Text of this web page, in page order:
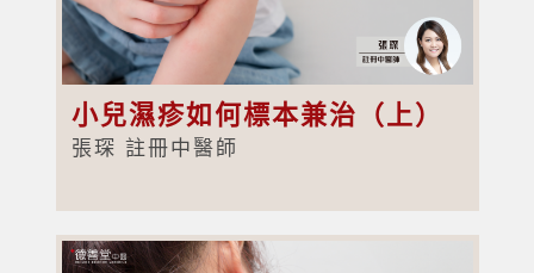
小兒濕疹如何標本兼治（上）
張琛 註冊中醫師